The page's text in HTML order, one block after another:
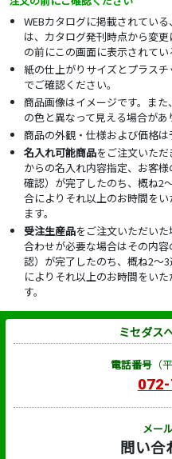
WEBカタログに掲載されてい
は、カタログ発刊時点から変
の前にこの画面に表示されてい
紙の仕上がりサイズとプラス
でご確認ください。
商品画像はイメージです。ま
の色と異なって見える場合があ
商品の外観・仕様および価格は
名入れ可能商品をご注文いた
からの名入れ内容指定、お客
確認）が完了したのち、概ね2
合によりそれ以上のお時間を
ます。
受注生産品をご注文いただい
合わせが必要な場合はその内
認）が完了したのち、概ね2～
によりそれ以上のお時間をい
す。
ミセダス
電話番号（
メー
問い合